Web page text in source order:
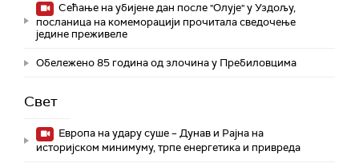
Сећање на убијене дан после "Олује" у Уздољу,
посланица на комеморацији прочитала сведочење
једине преживеле
Обележено 85 година од злочина у Пребиловцима
Свет
Европа на удару суше – Дунав и Рајна на
историјском минимуму, трпе енергетика и привреда